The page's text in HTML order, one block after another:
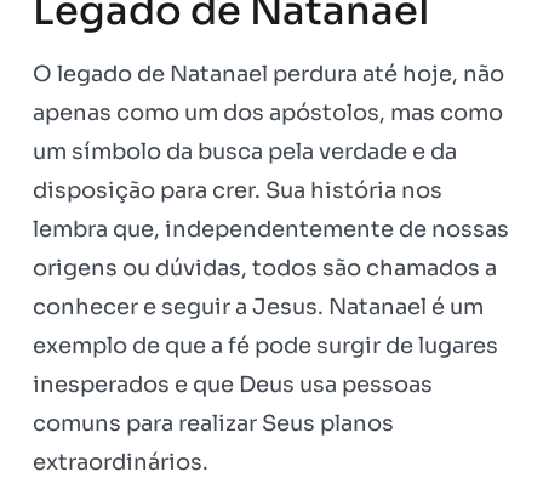
Legado de Natanael
O legado de Natanael perdura até hoje, não
apenas como um dos apóstolos, mas como
um símbolo da busca pela verdade e da
disposição para crer. Sua história nos
lembra que, independentemente de nossas
origens ou dúvidas, todos são chamados a
conhecer e seguir a Jesus. Natanael é um
exemplo de que a fé pode surgir de lugares
inesperados e que Deus usa pessoas
comuns para realizar Seus planos
extraordinários.